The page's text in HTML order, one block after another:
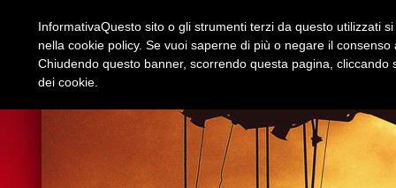
InformativaQuesto sito o gli strumenti terzi da questo utilizzati
nella cookie policy. Se vuoi saperne di più o negare il
Chiudendo questo banner, scorrendo questa pagina,
dei cookie.